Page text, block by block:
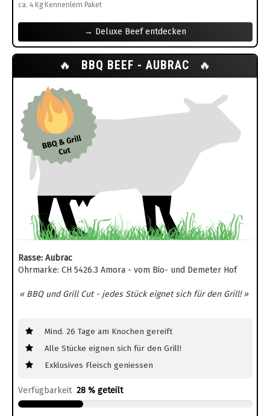
ca. 4 Kg Kennenlern Paket
→ Deluxe Beef entdecken
🔥 BBQ BEEF - AUBRAC 🔥
Rasse: Aubrac
Ohrmarke: CH 5426.3 Amora - vom Bio- und Demeter Hof
« BBQ und Grill Cut - jedes Stück eignet sich für den Grill! »
Mind. 26 Tage am Knochen gereift
Alle Stücke eignen sich für den Grill!
Exklusives Fleisch geniessen
Verfügbarkeit 28 % geteilt